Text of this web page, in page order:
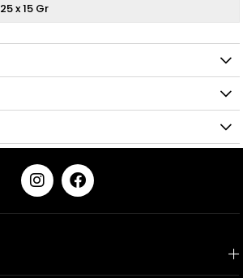
25 x 15 Gr